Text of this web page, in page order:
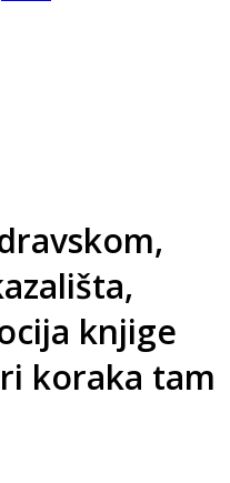
knjige
koraka tam